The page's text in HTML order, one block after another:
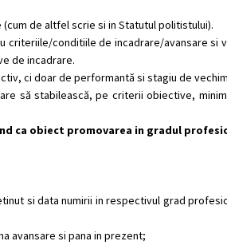
(cum de altfel scrie si in Statutul politistului).
criteriile/conditiile de incadrare/avansare si
de incadrare.
ci doar de performantă si stagiu de
să stabilească, pe criterii obiective,
ca obiect promovarea in gradul
si data numirii in respectivul grad
avansare si pana in prezent;